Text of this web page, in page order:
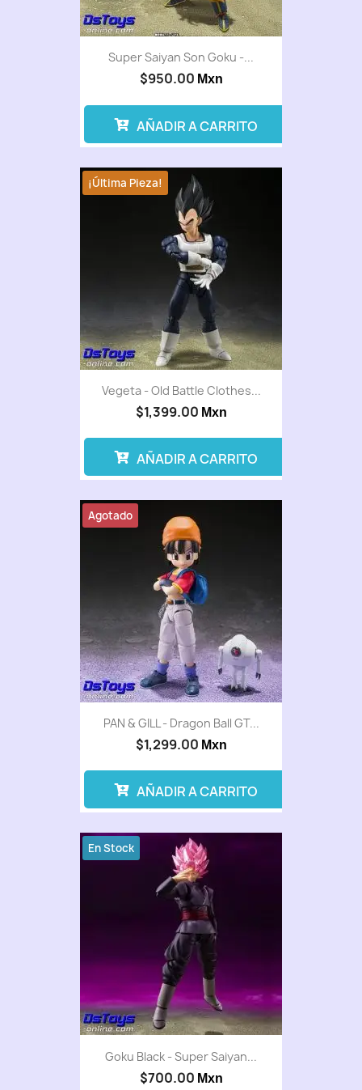
Super Saiyan Son Goku -...
$950.00 Mxn
AÑADIR A CARRITO
Vegeta - Old Battle Clothes...
$1,399.00 Mxn
¡Última Pieza!
AÑADIR A CARRITO
PAN & GILL - Dragon Ball GT...
$1,299.00 Mxn
Agotado
AÑADIR A CARRITO
Goku Black - Super Saiyan...
$700.00 Mxn
En Stock